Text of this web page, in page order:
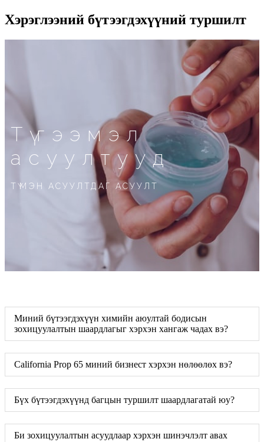
Хэрэглээний бүтээгдэхүүний туршилт
Түгээмэл
асуултууд
ТҮМЭН АСУУЛТДАГ АСУУЛТ
Миний бүтээгдэхүүн химийн аюултай бодисын
зохицуулалтын шаардлагыг хэрхэн хангаж чадах вэ?
California Prop 65 миний бизнест хэрхэн нөлөөлөх вэ?
Бүх бүтээгдэхүүнд багцын туршилт шаардлагатай юу?
Би зохицуулалтын асуудлаар хэрхэн шинэчлэлт авах